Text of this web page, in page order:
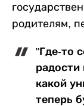
родителям,
"Где-то
радости
какой
теперь